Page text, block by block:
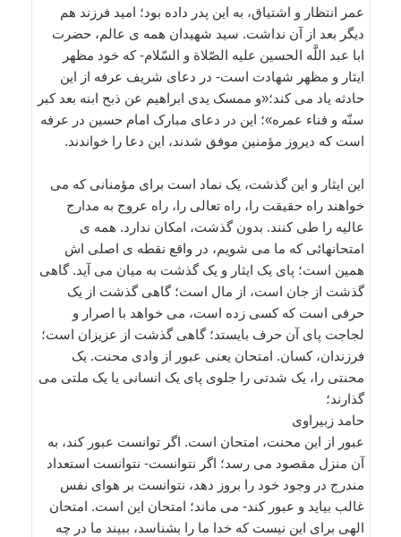
عمر انتظار و اشتیاق، به این پدر داده بود؛ امید فرزند هم
دیگر بعد از آن نداشت. سید شهیدان همه ی عالم، حضرت
ابا عبد اللَّه الحسین علیه الصّلاة و السّلام- که خود مظهر
ایثار و مظهر شهادت است- در دعای شریف عرفه از این
حادثه یاد می کند؛«و ممسک یدی ابراهیم عن ذبح ابنه بعد کبر
سنّه و فناء عمره»؛ این در دعای مبارک امام حسین در عرفه
است که دیروز مؤمنین موفق شدند، این دعا را خواندند.
این ایثار و این گذشت، یک نماد است برای مؤمنانی که می
خواهند راه حقیقت را، راه تعالی را، راه عروج به مدارج
عالیه را طی کنند. بدون گذشت، امکان ندارد. همه ی
امتحانهائی که ما می شویم، در واقع نقطه ی اصلی اش
همین است؛ پای یک ایثار و یک گذشت به میان می آید. گاهی
گذشت از جان است، از مال است؛ گاهی گذشت از یک
حرفی است که کسی زده است، می خواهد با اصرار و
لجاجت پای آن حرف بایستد؛ گاهی گذشت از عزیزان است؛
فرزندان، کسان. امتحان یعنی عبور از وادی محنت. یک
محنتی را، یک شدتی را جلوی پای یک انسانی یا یک ملتی می
گذارند؛
حامد زبیراوی
عبور از این محنت، امتحان است. اگر توانست عبور کند، به
آن منزل مقصود می رسد؛ اگر نتوانست- نتوانست استعداد
مندرج در وجود خود را بروز دهد، نتوانست بر هوای نفس
غالب بیاید و عبور کند- می ماند؛ امتحان این است. امتحان
الهی برای این نیست که خدا ما را بشناسد، ببیند ما در چه